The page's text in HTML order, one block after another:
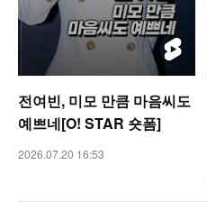
전여빈, 미모 만큼 마음씨도
예쁘네[O! STAR 숏폼]
2026.07.20 16:53